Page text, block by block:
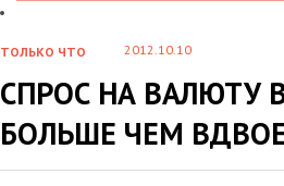
ТОЛЬКО ЧТО 2012.10.10
СПРОС НА ВАЛЮТУ
БОЛЬШЕ ЧЕМ